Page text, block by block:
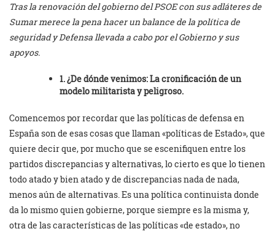
Tras la renovación del gobierno del PSOE con sus adláteres de
Sumar merece la pena hacer un balance de la política de
seguridad y Defensa llevada a cabo por el Gobierno y sus
apoyos.
1. ¿De dónde venimos: La cronificación de un
modelo militarista y peligroso.
Comencemos por recordar que las políticas de defensa en
España son de esas cosas que llaman «políticas de Estado», que
quiere decir que, por mucho que se escenifiquen entre los
partidos discrepancias y alternativas, lo cierto es que lo tienen
todo atado y bien atado y de discrepancias nada de nada,
menos aún de alternativas. Es una política continuista donde
da lo mismo quien gobierne, porque siempre es la misma y,
otra de las características de las políticas «de estado», no